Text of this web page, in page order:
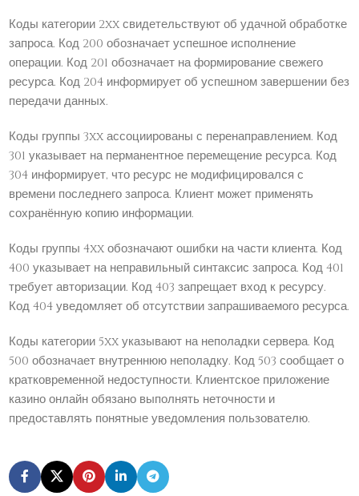
Коды категории 2xx свидетельствуют об удачной обработке
запроса. Код 200 обозначает успешное исполнение
операции. Код 201 обозначает на формирование свежего
ресурса. Код 204 информирует об успешном завершении без
передачи данных.
Коды группы 3xx ассоциированы с перенаправлением. Код
301 указывает на перманентное перемещение ресурса. Код
304 информирует, что ресурс не модифицировался с
времени последнего запроса. Клиент может применять
сохранённую копию информации.
Коды группы 4xx обозначают ошибки на части клиента. Код
400 указывает на неправильный синтаксис запроса. Код 401
требует авторизации. Код 403 запрещает вход к ресурсу.
Код 404 уведомляет об отсутствии запрашиваемого ресурса.
Коды категории 5xx указывают на неполадки сервера. Код
500 обозначает внутреннюю неполадку. Код 503 сообщает о
кратковременной недоступности. Клиентское приложение
казино онлайн обязано выполнять неточности и
предоставлять понятные уведомления пользователю.